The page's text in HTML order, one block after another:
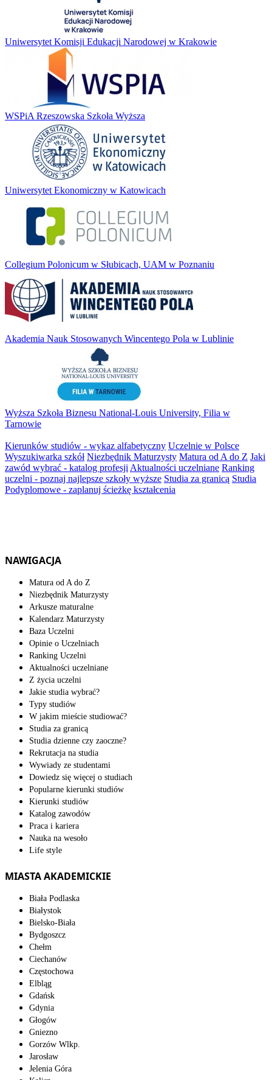
Uniwersytet Komisji Edukacji Narodowej w Krakowie
WSPiA Rzeszowska Szkoła Wyższa
Uniwersytet Ekonomiczny w Katowicach
Collegium Polonicum w Słubicach, UAM w Poznaniu
Akademia Nauk Stosowanych Wincentego Pola w Lublinie
Wyższa Szkoła Biznesu National-Louis University, Filia w
Tarnowie
Kierunków studiów - wykaz alfabetyczny Uczelnie w Polsce
Wyszukiwarka szkół Niezbędnik Maturzysty Matura od A do Z Jaki
zawód wybrać - katalog profesji Aktualności uczelniane Ranking
uczelni - poznaj najlepsze szkoły wyższe Studia za granicą Studia
Podyplomowe - zaplanuj ścieżkę kształcenia
NAWIGACJA
Matura od A do Z
Niezbędnik Maturzysty
Arkusze maturalne
Kalendarz Maturzysty
Baza Uczelni
Opinie o Uczelniach
Ranking Uczelni
Aktualności uczelniane
Z życia uczelni
Jakie studia wybrać?
Typy studiów
W jakim mieście studiować?
Studia za granicą
Studia dzienne czy zaoczne?
Rekrutacja na studia
Wywiady ze studentami
Dowiedz się więcej o studiach
Popularne kierunki studiów
Kierunki studiów
Katalog zawodów
Praca i kariera
Nauka na wesoło
Life style
MIASTA AKADEMICKIE
Biała Podlaska
Białystok
Bielsko-Biała
Bydgoszcz
Chełm
Ciechanów
Częstochowa
Elbląg
Gdańsk
Gdynia
Głogów
Gniezno
Gorzów Wlkp.
Jarosław
Jelenia Góra